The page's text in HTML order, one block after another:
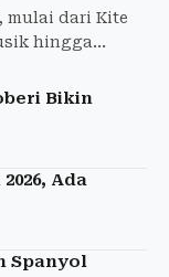
mulai dari Kite
hingga
Bikin
Ada
Spanyol